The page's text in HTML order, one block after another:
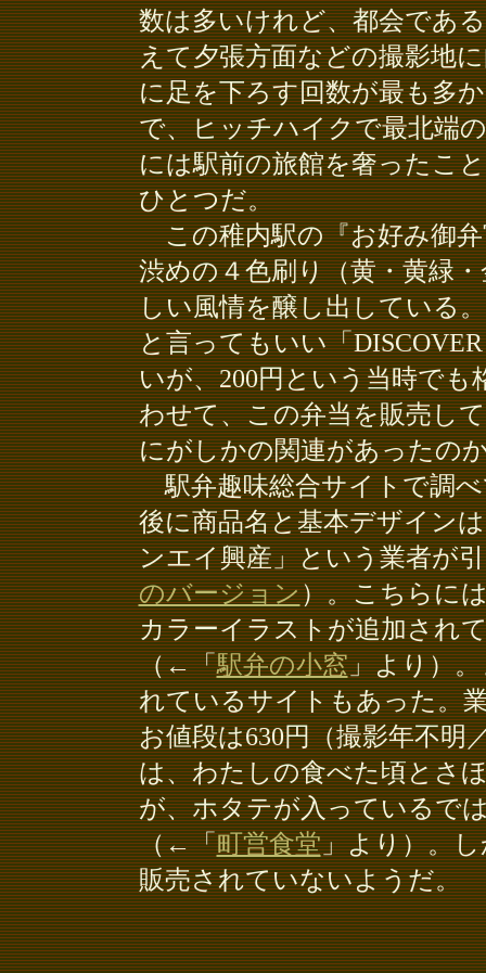
数は多いけれど、都会であ
えて夕張方面などの撮影地
に足を下ろす回数が最も多
で、ヒッチハイクで最北端
には駅前の旅館を奢ったこ
ひとつだ。
この稚内駅の『お好み御弁
渋めの４色刷り（黄・黄緑
しい風情を醸し出している
と言ってもいい「
いが、200円という当時で
わせて、この弁当を販売し
にがしかの関連があったの
駅弁趣味総合サイトで調べ
後に商品名と基本デザイン
ンエイ興産」という業者が
のバージョン）。こちらに
カラーイラストが追加され
（←「駅弁の小窓」より）
れているサイトもあった。
お値段は630円（撮影年不明
は、わたしの食べた頃とさ
が、ホタテが入っているで
（←「町営食堂」より）。
販売されていないようだ。